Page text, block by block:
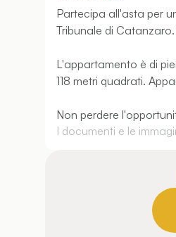
Partecipa all'asta per
Tribunale di Catanzaro.
L'appartamento è di
118 metri quadrati.
Non perdere
I documenti e le